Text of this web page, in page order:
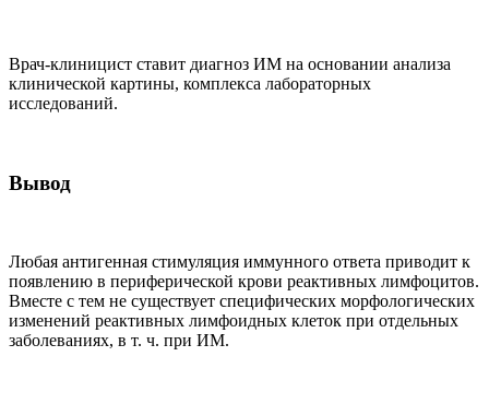
Врач-клиницист ставит диагноз ИМ на основании анализа
клинической картины, комплекса лабораторных
исследований.
Вывод
Любая антигенная стимуляция иммунного ответа приводит к
появлению в периферической крови реактивных лимфоцитов.
Вместе с тем не существует специфических морфологических
изменений реактивных лимфоидных клеток при отдельных
заболеваниях, в т. ч. при ИМ.